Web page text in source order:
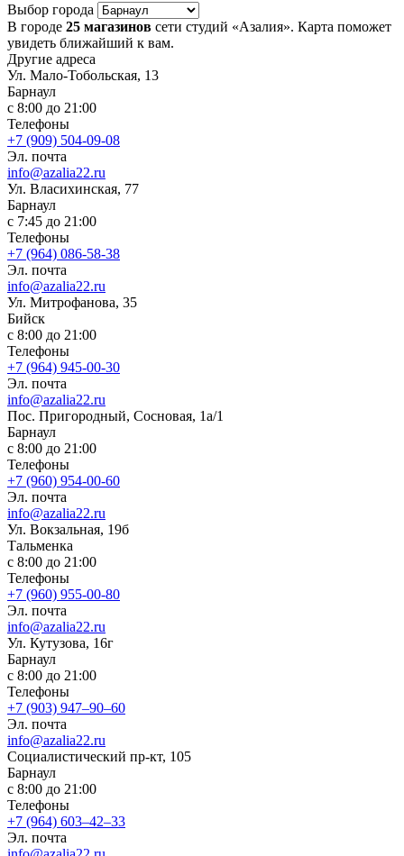
Выбор города
В городе 25 магазинов сети студий «Азалия». Карта поможет
увидеть ближайший к вам.
Другие адреса
Ул. Мало-Тобольская, 13
Барнаул
с 8:00 до 21:00
Телефоны
+7 (909) 504-09-08
Эл. почта
info@azalia22.ru
Ул. Власихинская, 77
Барнаул
с 7:45 до 21:00
Телефоны
+7 (964) 086-58-38
Эл. почта
info@azalia22.ru
Ул. Митрофанова, 35
Бийск
с 8:00 до 21:00
Телефоны
+7 (964) 945-00-30
Эл. почта
info@azalia22.ru
Пос. Пригородный, Сосновая, 1а/1
Барнаул
с 8:00 до 21:00
Телефоны
+7 (960) 954-00-60
Эл. почта
info@azalia22.ru
Ул. Вокзальная, 19б
Тальменка
с 8:00 до 21:00
Телефоны
+7 (960) 955-00-80
Эл. почта
info@azalia22.ru
Ул. Кутузова, 16г
Барнаул
с 8:00 до 21:00
Телефоны
+7 (903) 947‒90‒60
Эл. почта
info@azalia22.ru
Социалистический пр-кт, 105
Барнаул
с 8:00 до 21:00
Телефоны
+7 (964) 603‒42‒33
Эл. почта